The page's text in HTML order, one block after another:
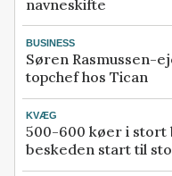
navneskifte
BUSINESS
Søren Rasmussen-
topchef hos Tican
KVÆG
500-600 køer i stort
beskeden start til